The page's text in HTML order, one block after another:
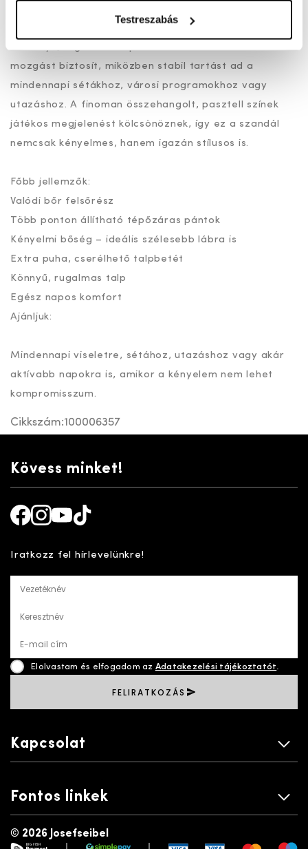
Testreszabás
mozgást biztosít, miközben stabil tartást ad a
mindennapi sétákhoz, városi programokhoz vagy
utazáshoz. A finoman összehangolt, pasztell színek
játékos megjelenést kölcsönöznek, így ez a szandál
nemcsak kényelmes, hanem igazán stílusos is.
Főbb jellemzők:
Valódi bőr felsőrész
Több ponton állítható tépőzáras pántok
Kényelmi bőség – ideális szélesebb lábra is
Extra puha, cserélhető talpbetét
Könnyű, rugalmas talp
Egész napos komfort
Ajánljuk:
Mindennapi viseletre, sétához, utazáshoz vagy akár
aktívabb napokra is, amikor a kényelem nem lehet
kompromisszum.
Cikkszám:100006357
Kövess minket!
Iratkozz fel hírlevelünkre!
Vezetéknév
Keresztnév
E-mail cím
Elolvastam és elfogadom az Adatakezelési tájékoztatót.
FELIRATKOZÁS
Kapcsolat
Fontos linkek
© 2026 Josefseibel